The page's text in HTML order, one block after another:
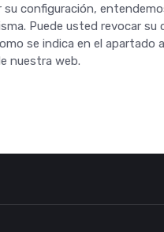
configuración,
Puede usted revocar
se indica en el apartado
nuestra web.